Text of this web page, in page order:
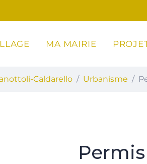
de Pianottoli-Caldarello
MA MAIRIE
Caldarello Urbanisme